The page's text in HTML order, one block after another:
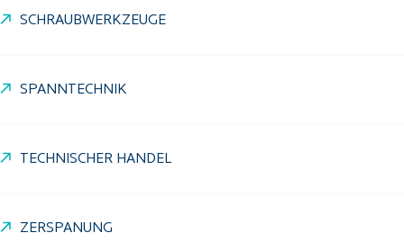
SCHRAUBWERKZEUGE
SPANNTECHNIK
TECHNISCHER HANDEL
ZERSPANUNG